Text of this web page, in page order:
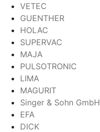
VETEC
GUENTHER
HOLAC
SUPERVAC
MAJA
PULSOTRONIC
LIMA
MAGURIT
Singer & Sohn GmbH
EFA
DICK